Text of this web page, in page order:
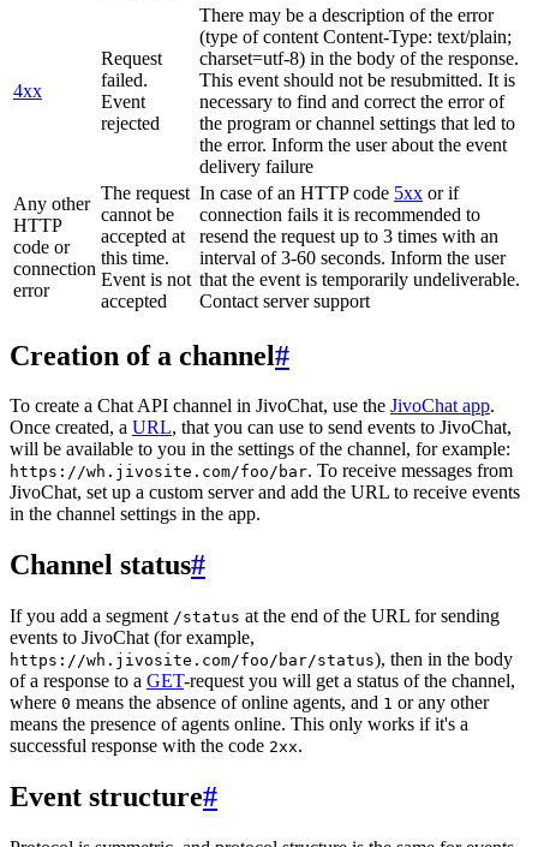
4xx
Request
failed.
Event
rejected
There may be a description of the error
(type of content Content-Type: text/plain;
charset=utf-8) in the body of the response.
This event should not be resubmitted. It is
necessary to find and correct the error of
the program or channel settings that led to
the error. Inform the user about the event
delivery failure
Any other
HTTP
code or
connection
error
The request
cannot be
accepted at
this time.
Event is not
accepted
In case of an HTTP code 5xx or if
connection fails it is recommended to
resend the request up to 3 times with an
interval of 3-60 seconds. Inform the user
that the event is temporarily undeliverable.
Contact server support
Creation of a channel#
To create a Chat API channel in JivoChat, use the JivoChat app.
Once created, a URL, that you can use to send events to JivoChat,
will be available to you in the settings of the channel, for example:
https://wh.jivosite.com/foo/bar. To receive messages from
JivoChat, set up a custom server and add the URL to receive events
in the channel settings in the app.
Channel status#
If you add a segment /status at the end of the URL for sending
events to JivoChat (for example,
https://wh.jivosite.com/foo/bar/status), then in the body
of a response to a GET-request you will get a status of the channel,
where 0 means the absence of online agents, and 1 or any other
means the presence of agents online. This only works if it's a
successful response with the code 2xx.
Event structure#